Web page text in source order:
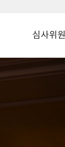
심사위원